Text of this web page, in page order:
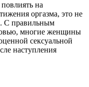
на
оргазма, это не
С правильным
многие женщины
сексуальной
наступления